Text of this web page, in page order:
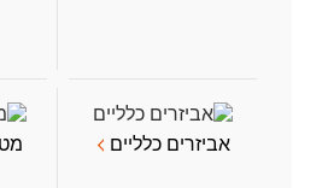
אביזרים כלליים